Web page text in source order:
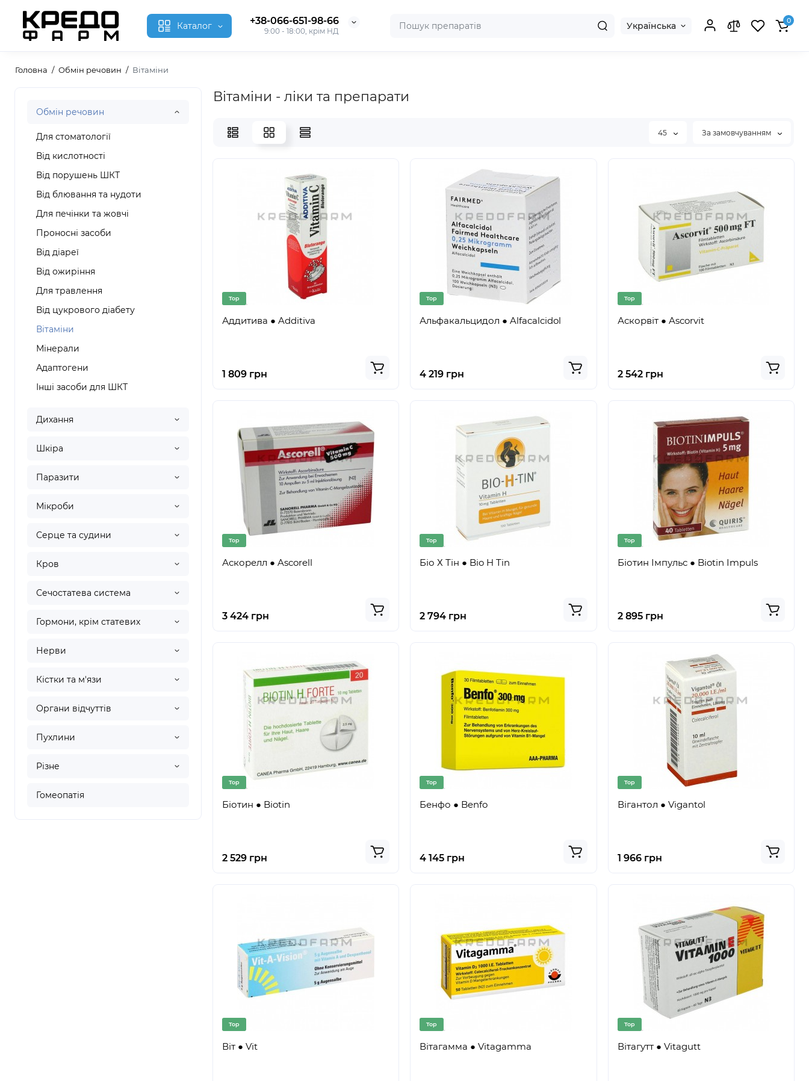
Каталог +38-066-651-98-66
9:00 - 18:00, крім НД Українська 0
Головна Обмін речовин Вітаміни
Обмін речовин
Для стоматології
Від кислотності
Від порушень ШКТ
Від блювання та нудоти
Для печінки та жовчі
Проносні засоби
Від діареї
Від ожиріння
Для травлення
Від цукрового діабету
Вітаміни
Мінерали
Адаптогени
Інші засоби для ШКТ
Дихання
Шкіра
Паразити
Мікроби
Серце та судини
Кров
Сечостатева система
Гормони, крім статевих
Нерви
Кістки та м'язи
Органи відчуттів
Пухлини
Різне
Гомеопатія
Вітаміни - ліки та препарати
45 За замовчуванням
Top
Аддитива ● Additiva
1 809 грн
Top
Альфакальцидол ● Alfacalcidol
4 219 грн
Top
Аскорвіт ● Ascorvit
2 542 грн
Top
Аскорелл ● Ascorell
3 424 грн
Top
Біо Х Тін ● Bio H Tin
2 794 грн
Top
Біотин Імпульс ● Biotin Impuls
2 895 грн
Top
Біотин ● Biotin
2 529 грн
Top
Бенфо ● Benfo
4 145 грн
Top
Вігантол ● Vigantol
1 966 грн
Top
Віт ● Vit
Top
Вітагамма ● Vitagamma
Top
Вітагутт ● Vitagutt